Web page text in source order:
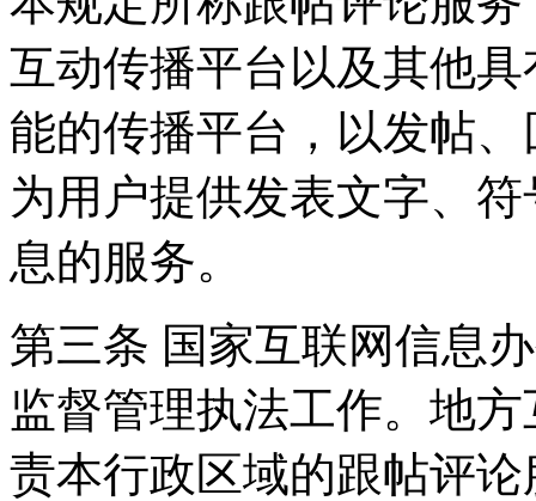
互动传播平台以及其他
能的传播平台，以发帖
为用户提供发表文字、
息的服务。
第三条 国家互联网信息
监督管理执法工作。地
责本行政区域的跟帖评